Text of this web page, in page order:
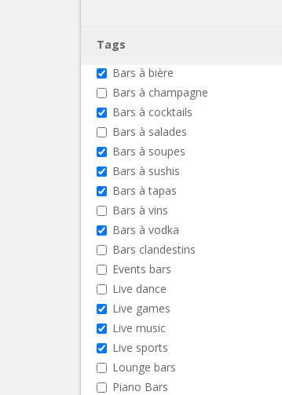
Tags
Bars à bière
Bars à champagne
Bars à cocktails
Bars à salades
Bars à soupes
Bars à sushis
Bars à tapas
Bars à vins
Bars à vodka
Bars clandestins
Events bars
Live dance
Live games
Live music
Live sports
Lounge bars
Piano Bars